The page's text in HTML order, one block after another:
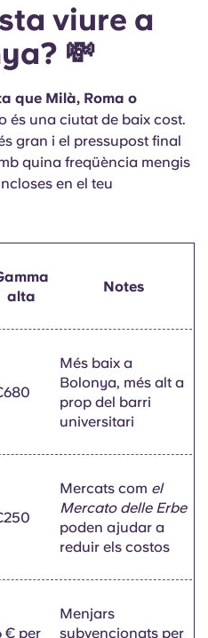
viure a
💸
que Milà, Roma o
és una ciutat de baix cost.
gran i el pressupost final
quina freqüència mengis
en el teu
alta
Notes
Més baix a
Bolonya, més alt a
prop del barri
universitari
Mercats com el
Mercato delle Erbe
poden ajudar a
reduir els costos
€ per
Menjars
subvencionats per